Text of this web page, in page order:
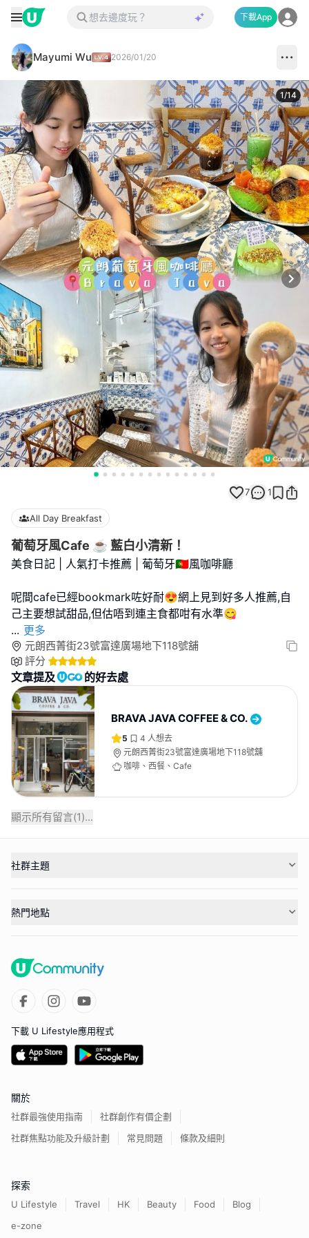
下載App
Mayumi Wu 2026/01/20
1/14
7 1
All Day Breakfast
葡萄牙風Cafe ☕️ 藍白小清新！
美食日記 | 人氣打卡推薦 | 葡萄牙🇵🇹風咖啡廳
呢間cafe已經bookmark咗好耐😍網上見到好多人推薦,自
... 更多
元朗西菁街23號富達廣場地下118號舖
評分
文章提及 的好去處
BRAVA JAVA COFFEE & CO.
5 4 人想去
元朗西菁街23號富達廣場地下118號舖
咖啡、西餐、Cafe
顯示所有留言(1)...
社群主題
熱門地點
下載 U Lifestyle應用程式
關於
社群最強使用指南
社群創作有價企劃
社群焦點功能及升級計劃
常見問題 條款及細則
探索
U Lifestyle Travel HK Beauty Food
Blog
e-zone